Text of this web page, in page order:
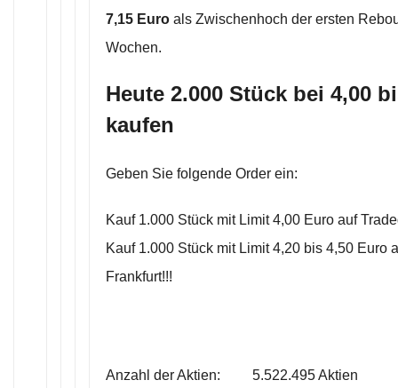
7,15 Euro als Zwischenhoch der ersten
Wochen.
Heute 2.000 Stück bei 4,00
kaufen
Geben Sie folgende Order ein:
Kauf 1.000 Stück mit Limit 4,00 Euro auf
Kauf 1.000 Stück mit Limit 4,20 bis 4,50 Euro
Frankfurt!!!
Anzahl der Aktien: 5.522.495 Aktien